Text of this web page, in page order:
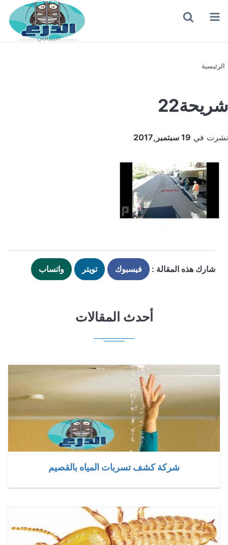
القائمة
الرئيسية
شريحة22
نشرت في 19 سبتمبر,2017
شارك هذه المقالة : فيسبوك تويتر واتساب
أحدث المقالات
شركة كشف تسربات المياه بالقصيم